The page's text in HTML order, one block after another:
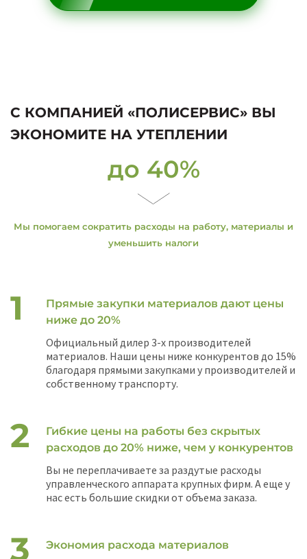
С КОМПАНИЕЙ «ПОЛИСЕРВИС» ВЫ
ЭКОНОМИТЕ НА УТЕПЛЕНИИ
до 40%
Мы помогаем сократить расходы на работу, материалы и
уменьшить налоги
Прямые закупки материалов дают цены
ниже до 20%
Официальный дилер 3-х производителей
материалов. Наши цены ниже конкурентов до 15%
благодаря прямыми закупками у производителей и
собственному транспорту.
Гибкие цены на работы без скрытых
расходов до 20% ниже, чем у конкурентов
Вы не переплачиваете за раздутые расходы
управленческого аппарата крупных фирм. А еще у
нас есть большие скидки от объема заказа.
Экономия расхода материалов